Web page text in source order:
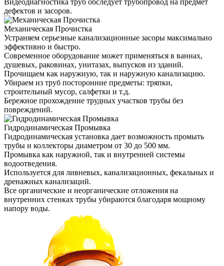
дефектов и засоров.
Механическая Прочистка
Устраняем серьезные канализационные засоры максимально
эффективно и быстро.
Современное оборудование может применяться в ваннах,
душевых, раковинах, унитазах, выпусков из зданий.
Прочищаем как наружную, так и наружную канализацию.
Убираем из труб посторонние предметы: тряпки,
строительный мусор, салфетки и т.д.
Бережное прохождение трудных участков трубы без
повреждений.
Гидродинамическая Промывка
Гидродинамическая установка дает возможность промыть
трубы и коллекторы диаметром от 30 до 500 мм.
Промывка как наружной, так и внутренней системы
водоотведения.
Используется для ливневых, канализационных, фекальных и
дренажных канализаций.
Все органические и неорганические отложения на
внутренних стенках трубы убираются благодаря мощному
напору воды.